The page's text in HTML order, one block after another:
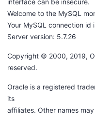
interface can be insecure.
Welcome to the MySQL
Your MySQL connection id
Server version: 5.7.26
Copyright © 2000, 2019,
reserved.
Oracle is a registered
its
affiliates. Other names